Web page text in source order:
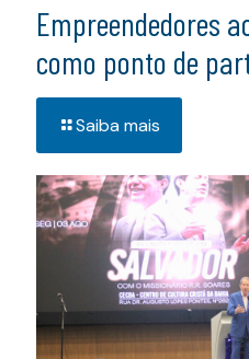
Empreendedores
como ponto de
Saiba mais